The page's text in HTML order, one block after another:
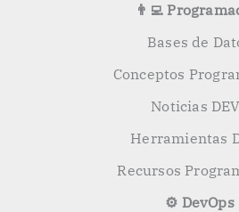
👨‍💻
Bases de
Conceptos
Noticias
Herramientas
Recursos
⚙️ DevOps